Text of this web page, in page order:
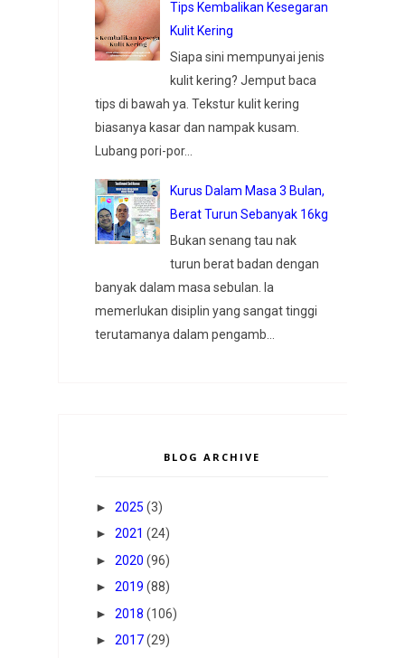
Tips Kembalikan Kesegaran
Kulit Kering
Siapa sini mempunyai jenis
kulit kering? Jemput baca
tips di bawah ya. Tekstur kulit kering
biasanya kasar dan nampak kusam.
Lubang pori-por...
Kurus Dalam Masa 3 Bulan,
Berat Turun Sebanyak 16kg
Bukan senang tau nak
turun berat badan dengan
banyak dalam masa sebulan. Ia
memerlukan disiplin yang sangat tinggi
terutamanya dalam pengamb...
BLOG ARCHIVE
► 2025 (3)
► 2021 (24)
► 2020 (96)
► 2019 (88)
► 2018 (106)
► 2017(29)